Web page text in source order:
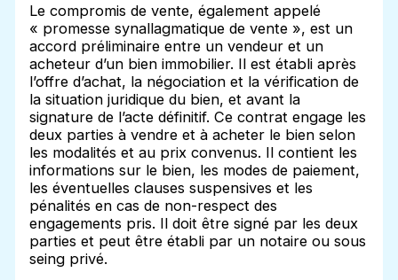
Le compromis de vente, également appelé
« promesse synallagmatique de vente », est un
accord préliminaire entre un vendeur et un
acheteur d’un bien immobilier. Il est établi après
l’offre d’achat, la négociation et la vérification de
la situation juridique du bien, et avant la
signature de l’acte définitif. Ce contrat engage les
deux parties à vendre et à acheter le bien selon
les modalités et au prix convenus. Il contient les
informations sur le bien, les modes de paiement,
les éventuelles clauses suspensives et les
pénalités en cas de non-respect des
engagements pris. Il doit être signé par les deux
parties et peut être établi par un notaire ou sous
seing privé.